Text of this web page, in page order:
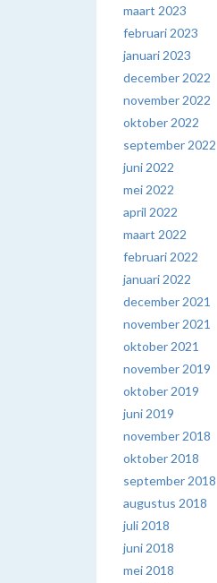
maart 2023
februari 2023
januari 2023
december 2022
november 2022
oktober 2022
september 2022
juni 2022
mei 2022
april 2022
maart 2022
februari 2022
januari 2022
december 2021
november 2021
oktober 2021
november 2019
oktober 2019
juni 2019
november 2018
oktober 2018
september 2018
augustus 2018
juli 2018
juni 2018
mei 2018